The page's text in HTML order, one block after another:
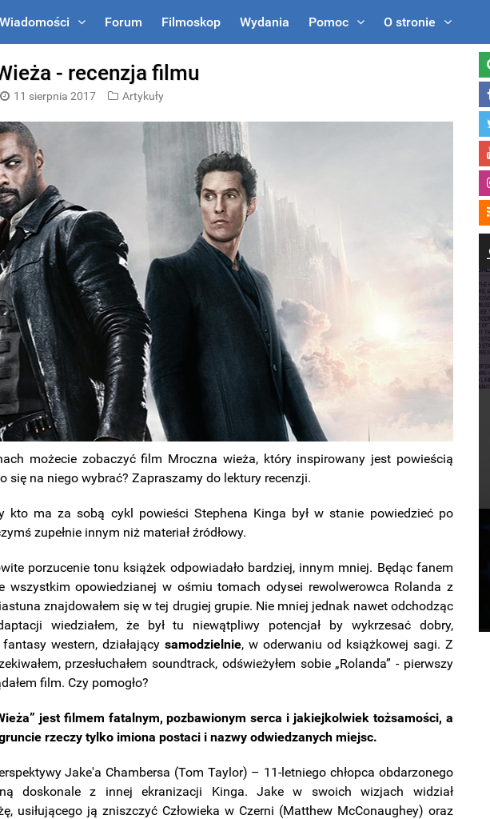
Wiadomości Forum Filmoskop Wydania Pomoc O stronie
- recenzja filmu
11 sierpnia 2017 Artykuły
możecie zobaczyć film Mroczna wieża, który inspirowany jest powieścią
się na niego wybrać? Zapraszamy do lektury recenzji.
kto ma za sobą cykl powieści Stephena Kinga był w stanie powiedzieć po
zupełnie innym niż materiał źródłowy.
porzucenie tonu książek odpowiadało bardziej, innym mniej. Będąc fanem
wszystkim opowiedzianej w ośmiu tomach odysei rewolwerowca Rolanda z
znajdowałem się w tej drugiej grupie. Nie mniej jednak nawet odchodząc
wiedziałem, że był tu niewątpliwy potencjał by wykrzesać dobry,
western, działający samodzielnie, w oderwaniu od książkowej sagi. Z
przesłuchałem soundtrack, odświeżyłem sobie „Rolanda” - pierwszy
film. Czy pomogło?
jest filmem fatalnym, pozbawionym serca i jakiejkolwiek tożsamości, a
rzeczy tylko imiona postaci i nazwy odwiedzanych miejsc.
Jake'a Chambersa (Tom Taylor) – 11-letniego chłopca obdarzonego
doskonale z innej ekranizacji Kinga. Jake w swoich wizjach widział
usiłującego ją zniszczyć Człowieka w Czerni (Matthew McConaughey) oraz